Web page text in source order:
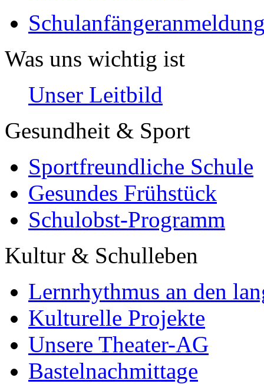
Was uns wichtig ist
Unser Leitbild
Gesundheit & Sport
Sportfreundliche Schule
Gesundes Frühstück
Schulobst-Programm
Kultur & Schulleben
Lernrhythmus an den
Kulturelle Projekte
Unsere Theater-AG
Bastelnachmittage